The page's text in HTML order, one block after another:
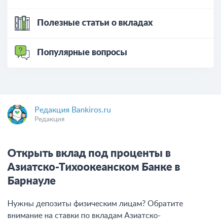
Полезные статьи о вкладах
Популярные вопросы
Редакция Bankiros.ru
Редакция
Открыть вклад под проценты в
Азиатско-Тихоокеанском Банке в
Барнауле
Нужны депозиты физическим лицам? Обратите
внимание на ставки по вкладам Азиатско-